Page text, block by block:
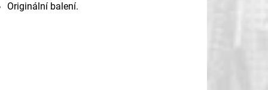
Originální balení.